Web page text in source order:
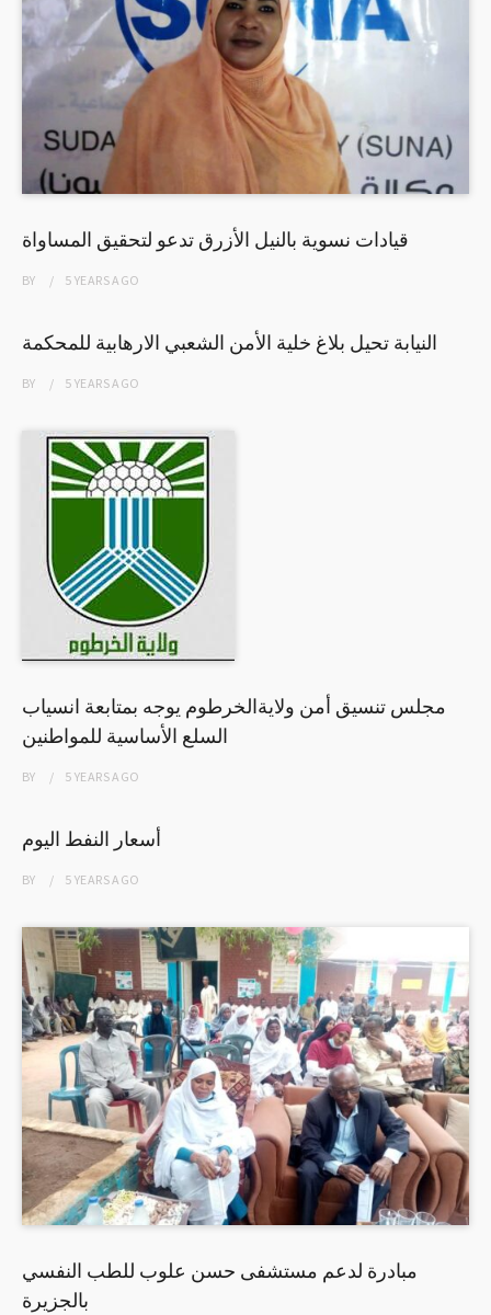
قيادات نسوية بالنيل الأزرق تدعو لتحقيق المساواة
BY 5 YEARSAGO
النيابة تحيل بلاغ خلية الأمن الشعبي الارهابية للمحكمة
BY 5 YEARSAGO
مجلس تنسيق أمن ولايةالخرطوم يوجه بمتابعة انسياب
السلع الأساسية للمواطنين
BY 5 YEARSAGO
أسعار النفط اليوم
BY 5 YEARSAGO
مبادرة لدعم مستشفى حسن علوب للطب النفسي
بالجزيرة